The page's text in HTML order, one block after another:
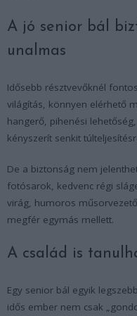
A jó senior bál
unalmas
Idősebb résztvevőknél
világítás, könnyen elérhető
hangerő, pihenési
kényszerít senkit
De a biztonság nem
fotósarok, kedvenc régi
virág, humoros
megfér egymás mellett.
A család is
Egy senior bál egyik
idős ember nem csak